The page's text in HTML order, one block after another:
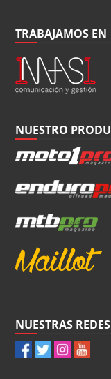
TRABAJAMOS EN
NUESTRO
NUESTRAS